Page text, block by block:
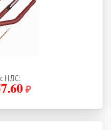
НДС:
₽